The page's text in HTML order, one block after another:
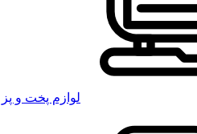
لوازم پخت و پز